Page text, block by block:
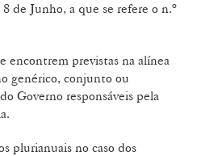
de Junho, a que se refere o n.º
encontrem previstas na alínea
genérico, conjunto ou
Governo responsáveis pela
plurianuais no caso dos